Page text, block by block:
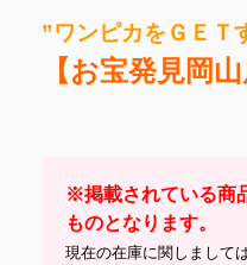
”ワンピカをＧＥＴ
【お宝発見岡山
※掲載されている商
ものとなります。
現在の在庫に関しまして